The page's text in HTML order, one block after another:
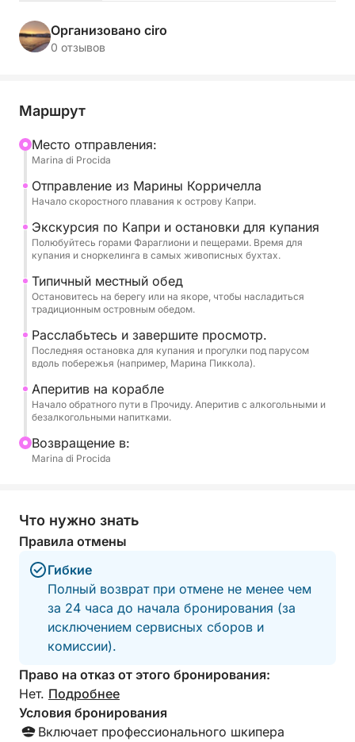
комфортабельном традиционном судне (140 л.с.),
идеально оборудованном для этого длительного
После прогулки по побережью Прочиды, тур
совершим полный круг вокруг острова, любуясь
величественными Фараглиони, Белым и Зеленым
гротами, с множеством возможностей для
купания в самых известных бухтах, а снаряжение
для снорклинга всегда будет в наличии.
Главная часть тура – это кулинарный опыт: в
стоимость включен вкусный традиционный
местный обед, которым можно насладиться в
ресторане на суше или на борту. В конце
путешествия вас ждет богатый аперитив с
алкогольными и безалкогольными напитками,
который будет подан во время заключительного
плавания. Комфорт гарантирован в течение всего
дня благодаря туалетам, освежающему душу и
легенд.
Организовано ciro
0 отзывов
Маршрут
Mесто отправления:
Marina di Procida
Отправление из Марины Корричелла
Начало скоростного плавания к острову Капри.
Экскурсия по Капри и остановки для купания
Полюбуйтесь горами Фараглиони и пещерами. Время для
купания и сноркелинга в самых живописных бухтах.
Типичный местный обед
Остановитесь на берегу или на якоре, чтобы насладиться
традиционным островным обедом.
Расслабьтесь и завершите просмотр.
Последняя остановка для купания и прогулки под парусом
вдоль побережья (например, Марина Пиккола).
Аперитив на корабле
Начало обратного пути в Прочиду. Аперитив с алкогольными и
безалкогольными напитками.
Bозвращение в:
Marina di Procida
Что нужно знать
Правила отмены
Гибкие
Полный возврат при отмене не менее чем
за 24 часа до начала бронирования (за
исключением сервисных сборов и
комиссии).
Право на отказ от этого бронирования:
Нет. Подробнее
Условия бронирования
Включает профессионального шкипера